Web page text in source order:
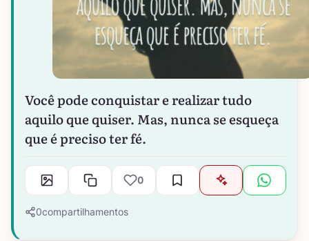
Você pode conquistar e realizar tudo
aquilo que quiser. Mas, nunca se esqueça
que é preciso ter fé.
0
0compartilhamentos